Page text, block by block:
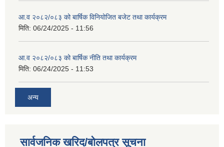
आ.व २०८२/०८३ को बार्षिक विनियोजित बजेट तथा कार्यक्रम
मिति: 06/24/2025 - 11:56
आ.व २०८२/०८३ को बार्षिक नीति तथा कार्यक्रम
मिति: 06/24/2025 - 11:53
अन्य
सार्वजनिक खरिद/बोलपत्र सूचना